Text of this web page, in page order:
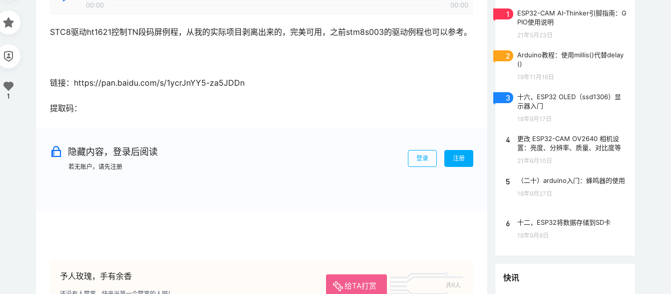
00:00
00:00
STC8驱动ht1621控制TN段码屏例程，从我的实际项目剥离出来的，完美可用，之前stm8s003的驱动例程也可以参考。
链接：https://pan.baidu.com/s/1ycrJnYY5-za5JDDn
提取码：
隐藏内容，登录后阅读
若无账户，请先注册
登录 注册
予人玫瑰，手有余香
给TA打赏 共0人
1
1
ESP32-CAM AI-Thinker引脚指南：G
PIO使用说明
21年5月23日
2
Arduino教程：使用millis()代替delay
()
19年11月16日
3
十六，ESP32 OLED（ssd1306）显
示器入门
18年9月17日
4
更改 ESP32-CAM OV2640 相机设
置：亮度、分辨率、质量、对比度等
21年6月10日
5 （二十）arduino入门：蜂鸣器的使用
18年9月27日
6 十二，ESP32将数据存储到SD卡
18年9月8日
快讯